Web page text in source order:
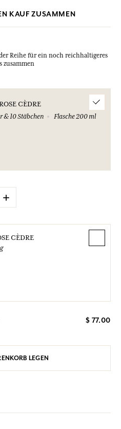
KAUF ZUSAMMEN
Reihe für ein noch reichhaltigeres
zusammen
CÈDRE
& 10 Stäbchen
Flasche 200 ml
+
CÈDRE
$ 77.00
LEGEN